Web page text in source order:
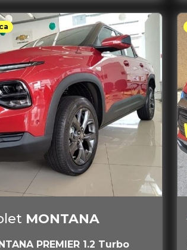
MONTANA
PREMIER 1.2 Turbo